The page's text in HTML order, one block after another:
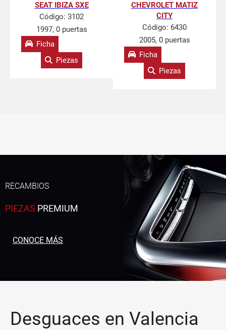
SEAT IBIZA SXE
Código: 3102
1997, 0 puertas
Ficha
Piezas
CHEVROLET MATIZ
CITY
Código: 6430
2005, 0 puertas
Ficha
Piezas
RECAMBIOS
PIEZAS PREMIUM
CONOCE MÁS
Desguaces en Valencia